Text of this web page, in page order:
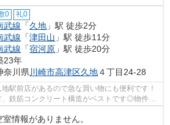
0 礼0
武線 「久地 」駅 徒歩2分
武線 「津田山 」駅 徒歩11分
武線 「宿河原 」駅 徒歩20分
23年
奈川県川崎市高津区久地４丁目24-28
駅前店があるので急な買い物にも便利です！
鉄筋コンクリート構造がベストです◎物件か
情報がありません。